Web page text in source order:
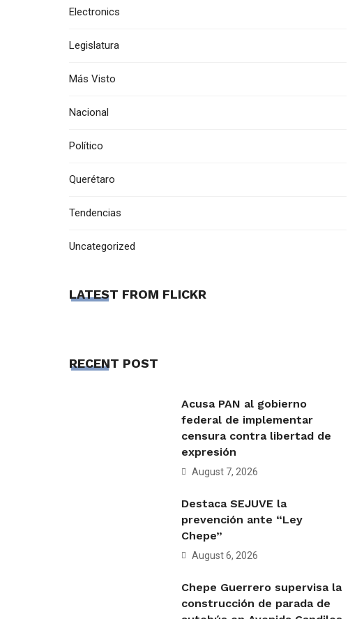
Electronics
Legislatura
Más Visto
Nacional
Político
Querétaro
Tendencias
Uncategorized
LATEST FROM FLICKR
RECENT POST
Acusa PAN al gobierno
federal de implementar
censura contra libertad de
expresión
August 7, 2026
Destaca SEJUVE la
prevención ante “Ley
Chepe”
August 6, 2026
Chepe Guerrero supervisa la
construcción de parada de